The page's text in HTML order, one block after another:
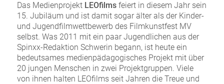
Das Medienprojekt LEOfilmsfeiert in diesem Jahr sein
15. Jubiläum und ist damit sogar älter als der Kinder-
und Jugendfilmwettbewerb des Filmkunstfest MV
selbst. Was 2011 mit ein paar Jugendlichen aus der
Spinxx-Redaktion Schwerin begann, ist heute ein
bedeutsames medienpädagogisches Projekt mit über
20 jungen Menschen in zwei Projektgruppen. Viele
von ihnen halten LEOfilms seit Jahren die Treue und